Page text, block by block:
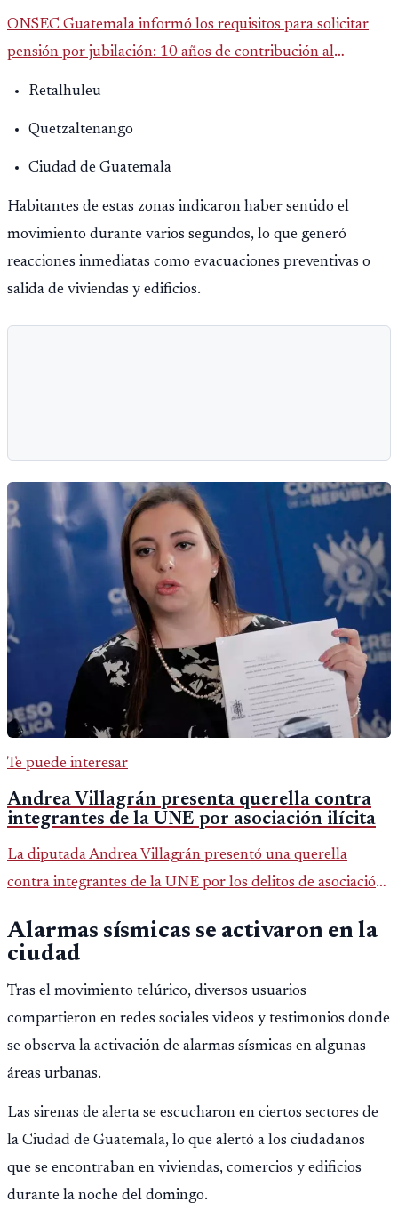
ONSEC Guatemala informó los requisitos para solicitar
pensión por jubilación: 10 años de contribución al
Retalhuleu
Quetzaltenango
Ciudad de Guatemala
Habitantes de estas zonas indicaron haber sentido el
movimiento durante varios segundos, lo que generó
reacciones inmediatas como evacuaciones preventivas o
salida de viviendas y edificios.
Te puede interesar
Andrea Villagrán presenta querella contra
integrantes de la UNE por asociación ilícita
La diputada Andrea Villagrán presentó una querella
contra integrantes de la UNE por los delitos de asociación
Alarmas sísmicas se activaron en la
ciudad
Tras el movimiento telúrico, diversos usuarios
compartieron en redes sociales videos y testimonios donde
se observa la activación de alarmas sísmicas en algunas
áreas urbanas.
Las sirenas de alerta se escucharon en ciertos sectores de
la Ciudad de Guatemala, lo que alertó a los ciudadanos
que se encontraban en viviendas, comercios y edificios
durante la noche del domingo.